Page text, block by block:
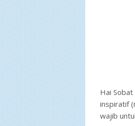
Hai
inspiratif
wajib